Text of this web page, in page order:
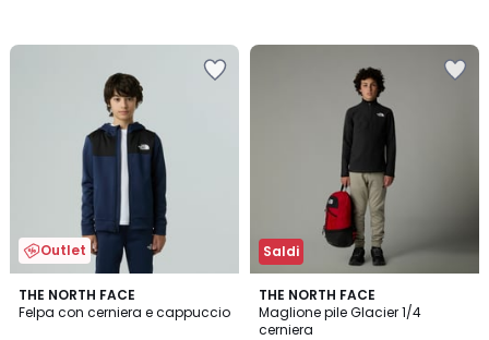
Outlet
THE NORTH FACE
Felpa con cerniera e cappuccio
Saldi
THE NORTH FACE
Maglione pile Glacier 1/4
cerniera
5
/
5
2
Colori